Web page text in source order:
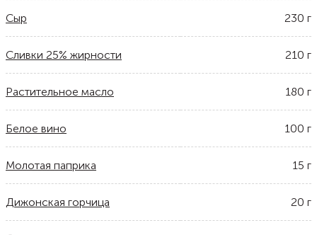
Сыр 230 г
Сливки 25% жирности 210 г
Растительное масло 180 г
Белое вино 100 г
Молотая паприка 15 г
Дижонская горчица 20 г